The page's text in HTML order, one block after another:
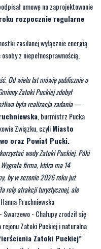
zasilanej wyłącznie energią
z niepełnosprawnością,
Od wielu lat mówię publicznie o
Zatoki Puckiej zdobył
była realizacja zadania
, burmistrz Pucka
Związku, czyliMiasto
oraz Powiat Pucki.
wody Zatoki Puckiej. Póki
firma, która ma 14
by w sezonie 2026 roku już
rolę atrakcji turystycznej, ale
Pruchniewska
- Chałupy zrodził się
Zatoki Puckiej i naturalna
Zatoki Puckiej”
wzdłuż wybrzeża Zatoki
bursztynu